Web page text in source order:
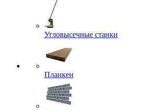
Угловысечные станки
Планкен